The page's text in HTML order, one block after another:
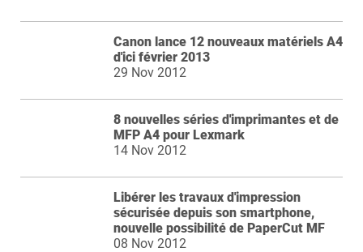
Canon lance 12 nouveaux matériels A4
d'ici février 2013
29 Nov 2012
8 nouvelles séries d'imprimantes et de
MFP A4 pour Lexmark
14 Nov 2012
Libérer les travaux d'impression
sécurisée depuis son smartphone,
nouvelle possibilité de PaperCut MF
08 Nov 2012